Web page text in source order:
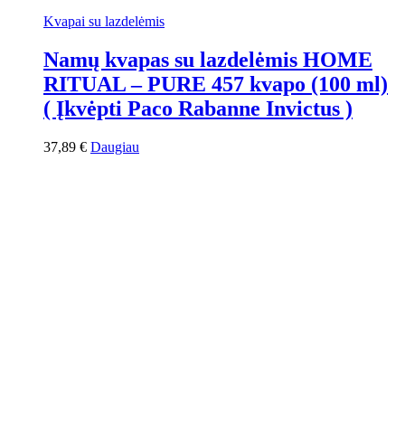
Kvapai su lazdelėmis
Namų kvapas su lazdelėmis HOME
RITUAL – PURE 457 kvapo (100 ml)
( Įkvėpti Paco Rabanne Invictus )
37,89 € Daugiau